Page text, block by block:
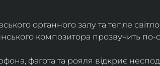
органного залу та тепле
композитора прозвучить
фагота та рояля відкриє